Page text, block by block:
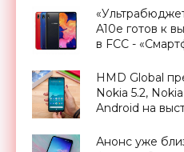
A10e готов к
в FCC -
HMD Global
Nokia 5.2,
Android на
Анонс уже